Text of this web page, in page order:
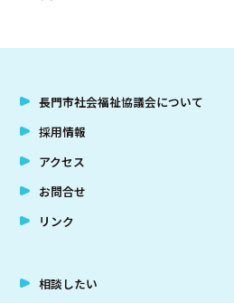
長門市社会福祉協議会について
採用情報
アクセス
お問合せ
リンク
相談したい